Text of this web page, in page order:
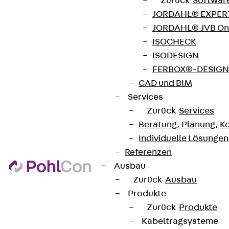
JORDAHL®
JORDAHL® JVB
ISOCHECK
ISODESIGN
FERBOX®-
CAD und BIM
Services
Zurück Services
Beratung, Planung,
Individuelle Lösungen
Referenzen
Ausbau
Zurück Ausbau
Produkte
Zurück Produkte
Kabeltragsysteme
Partner von Anfang bis Zukunft.